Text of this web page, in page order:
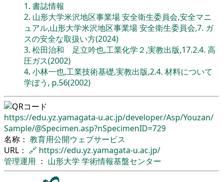
1. 書誌情報
2. 山形大学米沢地区事業場 安全衛生委員会,安全マニ
ュアル,山形大学米沢地区事業場 安全衛生委員会,7. ガ
スの安全な取扱い方(2024)
3. 松田治和 足立吟也,工業化学２,実教出版,17.2.4. 高
圧ガス(2002)
4. 小林一也,工業技術基礎,実教出版,2.4. 材料について
学ぼう, p.56(2002)
https://edu.yz.yamagata-u.ac.jp/developer/Asp/Youzan/
Sample/@Specimen.asp?nSpecimenID=729
名称： 教育用公開ウェブサービス
URL： 🔗 https://edu.yz.yamagata-u.ac.jp/
管理運用 ： 山形大学 学術情報基盤センター